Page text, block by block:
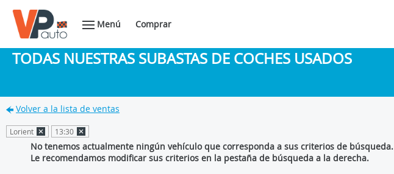
Menú Comprar
TODAS NUESTRAS SUBASTAS DE COCHES USADOS
Volver a la lista de ventas
Lorient 13:30
No tenemos actualmente ningún vehículo que corresponda a sus criterios de búsqueda.
Le recomendamos modificar sus criterios en la pestaña de búsqueda a la derecha.